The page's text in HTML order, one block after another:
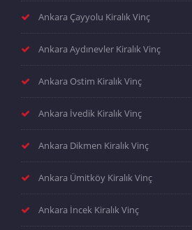
Ankara Çayyolu Kiralık Vinç
Ankara Aydınevler Kiralık Vinç
Ankara Ostim Kiralık Vinç
Ankara İvedik Kiralık Vinç
Ankara Dikmen Kiralık Vinç
Ankara Ümitköy Kiralık Vinç
Ankara İncek Kiralık Vinç